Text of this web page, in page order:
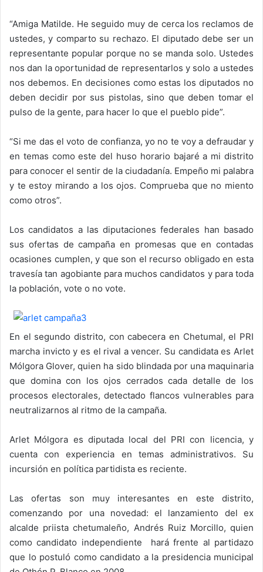
“Amiga Matilde. He seguido muy de cerca los reclamos de
ustedes, y comparto su rechazo. El diputado debe ser un
representante popular porque no se manda solo. Ustedes
nos dan la oportunidad de representarlos y solo a ustedes
nos debemos. En decisiones como estas los diputados no
deben decidir por sus pistolas, sino que deben tomar el
pulso de la gente, para hacer lo que el pueblo pide”.
“Si me das el voto de confianza, yo no te voy a defraudar y
en temas como este del huso horario bajaré a mi distrito
para conocer el sentir de la ciudadanía. Empeño mi palabra
y te estoy mirando a los ojos. Comprueba que no miento
como otros”.
Los candidatos a las diputaciones federales han basado
sus ofertas de campaña en promesas que en contadas
ocasiones cumplen, y que son el recurso obligado en esta
travesía tan agobiante para muchos candidatos y para toda
la población, vote o no vote.
En el segundo distrito, con cabecera en Chetumal, el PRI
marcha invicto y es el rival a vencer. Su candidata es Arlet
Mólgora Glover, quien ha sido blindada por una maquinaria
que domina con los ojos cerrados cada detalle de los
procesos electorales, detectado flancos vulnerables para
neutralizarnos al ritmo de la campaña.
Arlet Mólgora es diputada local del PRI con licencia, y
cuenta con experiencia en temas administrativos. Su
incursión en política partidista es reciente.
Las ofertas son muy interesantes en este distrito,
comenzando por una novedad: el lanzamiento del ex
alcalde priista chetumaleño, Andrés Ruiz Morcillo, quien
como candidato independiente hará frente al partidazo
que lo postuló como candidato a la presidencia municipal